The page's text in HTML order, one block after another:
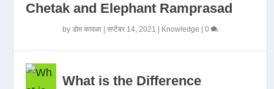
Chetak and Elephant Ramprasad
byडोम कावळा |सप्टेंबर 14, 2021 Knowledge |0
What is the Difference